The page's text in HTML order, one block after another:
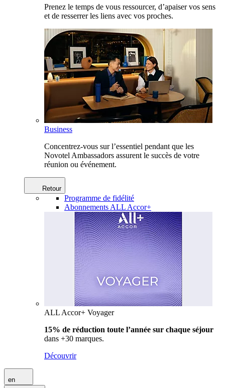
Prenez le temps de vous ressourcer, d’apaiser vos sens
et de resserrer les liens avec vos proches.
Business
Concentrez-vous sur l’essentiel pendant que les
Novotel Ambassadors assurent le succès de votre
réunion ou événement.
Retour
Programme de fidélité
Abonnements ALL Accor+
ALL Accor+ Voyager
15% de réduction toute l’année sur chaque séjour
dans +30 marques.
Découvrir
en